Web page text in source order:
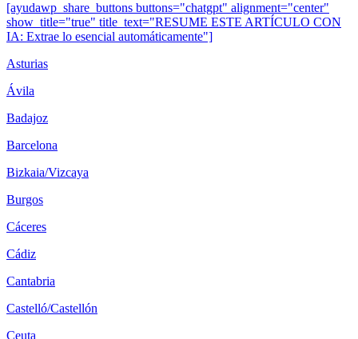
[ayudawp_share_buttons buttons="chatgpt" alignment="center"
show_title="true" title_text="RESUME ESTE ARTÍCULO CON
IA: Extrae lo esencial automáticamente"]
Asturias
Ávila
Badajoz
Barcelona
Bizkaia/Vizcaya
Burgos
Cáceres
Cádiz
Cantabria
Castelló/Castellón
Ceuta